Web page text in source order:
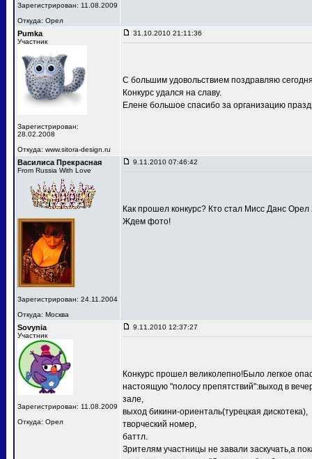
Зарегистрирован: 11.08.2009
Откуда: Орел
Pumka
Участник
Зарегистрирован:
28.02.2008
Откуда: www.sitora-design.ru
31.10.2010 21:11:36
С большим удовольствием поздравляю
Конкурс удался на славу.
Елене большое спасибо за организацию
Василиса Прекрасная
From Russia With Love
Зарегистрирован: 24.11.2004
Откуда: Москва
9.11.2010 07:46:42
Как прошел конкурс? Кто стал Мисс Данс Орел
Ждем фото!
Sovynia
Участник
Зарегистрирован: 11.08.2009
Откуда: Орел
9.11.2010 12:37:27
Конкурс прошел великолепно!Было легкое
настоящую "полосу препятствий":выход в
зале,
выход бикини-ориенталь(турецкая дискотека),
творческий номер,
баттл.
Зрителям участницы не завали заскучать,а